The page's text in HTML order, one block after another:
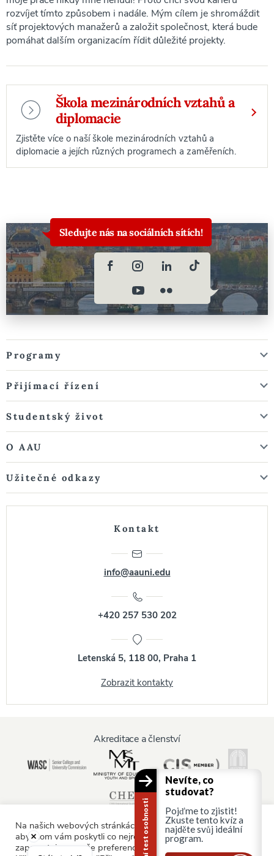
rozvíjet tímto způsobem i nadále. Mým cílem je shromáždit
síť projektových manažerů a založit společnost, která bude
pomáhat dalším organizacím řídit důležité projekty.
Škola mezinárodních vztahů a
diplomacie
Zjistěte více o naší škole mezinárodních vztahů a
diplomacie a jejích různých programech a zaměřeních.
Sledujte nás na sociálních sítích!
Programy
Přijímací řízení
Studentský život
O AAU
Užitečné odkazy
Kontakt
info@aauni.edu
+420 257 530 202
Letenská 5, 118 00, Praha 1
Zobrazit kontakty
Akreditace a členství
Na našich webových stránkách používáme soubory cookie,
abychom vám poskytli co nejrelevantnější služby tím, že si
zapamatujeme vaše preference a opakované návštěvy.
Kariérní test osobnosti
Nevíte, co
studovat?
Pojďme to zjistit!
Zkuste tento kvíz a
najděte svůj ideální
program.